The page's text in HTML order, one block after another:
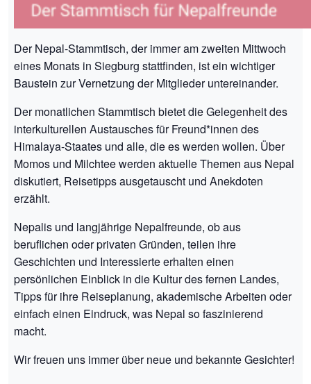
Der Nepal-Stammtisch, der immer am zweiten Mittwoch
eines Monats in Siegburg stattfinden, ist ein wichtiger
Baustein zur Vernetzung der Mitglieder untereinander.
Der monatlichen Stammtisch bietet die Gelegenheit des
interkulturellen Austausches für Freund*innen des
Himalaya-Staates und alle, die es werden wollen. Über
Momos und Milchtee werden aktuelle Themen aus Nepal
diskutiert, Reisetipps ausgetauscht und Anekdoten
erzählt.
Nepalis und langjährige Nepalfreunde, ob aus
beruflichen oder privaten Gründen, teilen ihre
Geschichten und Interessierte erhalten einen
persönlichen Einblick in die Kultur des fernen Landes,
Tipps für ihre Reiseplanung, akademische Arbeiten oder
einfach einen Eindruck, was Nepal so faszinierend
macht.
Wir freuen uns immer über neue und bekannte Gesichter!